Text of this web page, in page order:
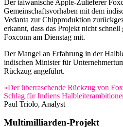
Der taiwanische Apple-Zulieferer
Gemeinschaftsvorhaben mit dem
Vedanta zur Chipproduktion
erkannt, dass das Projekt nicht
Foxconn am Dienstag mit.
Der Mangel an Erfahrung in der
indischen Minister für
Rückzug angeführt.
«Der überraschende Rückzug von
Schlag für Indiens
Paul Triolo, Analyst
Multimilliarden-Projekt